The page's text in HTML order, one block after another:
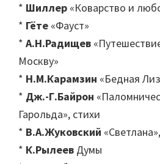
* Шиллер «Коварство и
* Гёте «Фауст»
* А.Н.Радищев
Москву»
* Н.М.Карамзин «Бедная
* Дж.-Г.Байрон
Гарольда», стихи
* В.А.Жуковский
* К.Рылеев Думы